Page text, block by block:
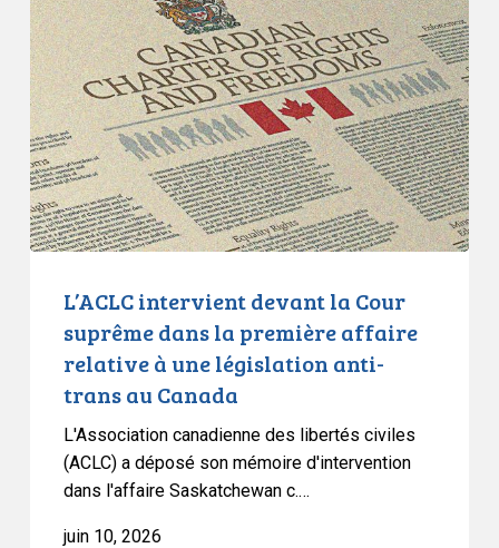
»,
sur
la
liberté
d’expression
et
le
droit
à
privée
devant
la
Cour
suprême
dans
la
première
affaire
législation
trans
Canada
L’ACLC intervient devant la Cour
suprême dans la première affaire
relative à une législation anti-
trans au Canada
L'Association canadienne des libertés civiles
(ACLC) a déposé son mémoire d'intervention
dans l'affaire Saskatchewan c.…
juin 10, 2026